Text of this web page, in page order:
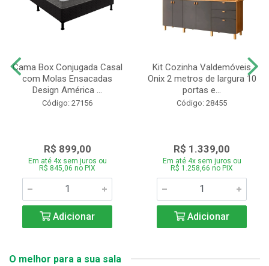
Cama Box Conjugada Casal
com Molas Ensacadas
Design América ...
Código: 27156
R$ 899,00
Em até 4x sem juros ou
R$ 845,06 no PIX
Adicionar
Kit Cozinha Valdemóveis
Onix 2 metros de largura 10
portas e...
Código: 28455
R$ 1.339,00
Em até 4x sem juros ou
R$ 1.258,66 no PIX
Adicionar
O melhor para a sua sala